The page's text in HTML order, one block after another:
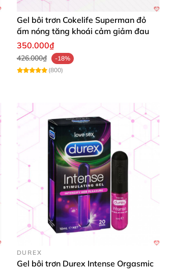
Gel bôi trơn Cokelife Superman đỏ
ấm nóng tăng khoái cảm giảm đau
350.000₫
426.000₫
-18%
(800)
DUREX
Gel bôi trơn Durex Intense Orgasmic